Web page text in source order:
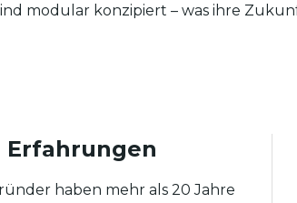
modular konzipiert – was ihre
Erfahrungen
haben mehr als 20 Jahre